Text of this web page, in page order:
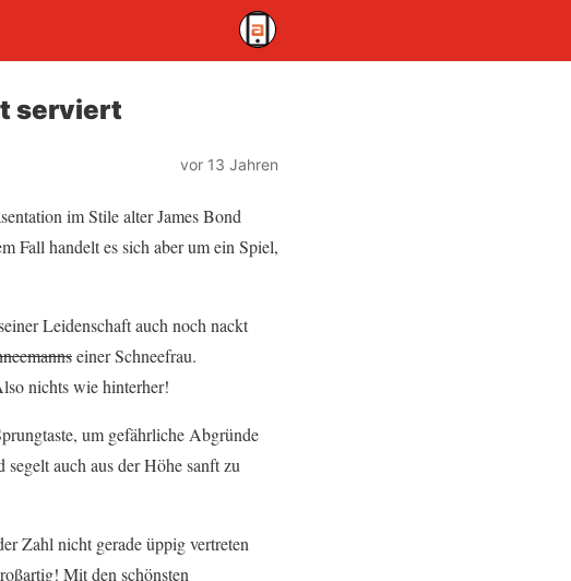
serviert
vor 13 Jahren
im Stile alter James Bond
Fall handelt es sich aber um ein Spiel,
Leidenschaft auch noch nackt
einer Schneefrau.
nichts wie hinterher!
um gefährliche Abgründe
auch aus der Höhe sanft zu
Zahl nicht gerade üppig vertreten
Mit den schönsten